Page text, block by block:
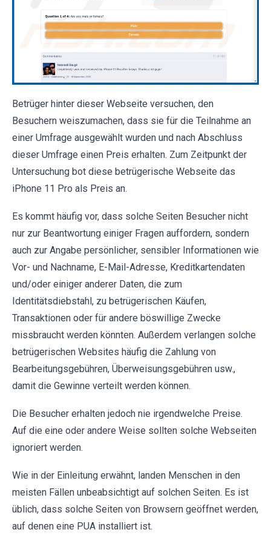
Betrüger hinter dieser Webseite versuchen, den
Besuchern weiszumachen, dass sie für die Teilnahme an
einer Umfrage ausgewählt wurden und nach Abschluss
dieser Umfrage einen Preis erhalten. Zum Zeitpunkt der
Untersuchung bot diese betrügerische Webseite das
iPhone 11 Pro als Preis an.
Es kommt häufig vor, dass solche Seiten Besucher nicht
nur zur Beantwortung einiger Fragen auffordern, sondern
auch zur Angabe persönlicher, sensibler Informationen wie
Vor- und Nachname, E-Mail-Adresse, Kreditkartendaten
und/oder einiger anderer Daten, die zum
Identitätsdiebstahl, zu betrügerischen Käufen,
Transaktionen oder für andere böswillige Zwecke
missbraucht werden könnten. Außerdem verlangen solche
betrügerischen Websites häufig die Zahlung von
Bearbeitungsgebühren, Überweisungsgebühren usw.,
damit die Gewinne verteilt werden können.
Die Besucher erhalten jedoch nie irgendwelche Preise.
Auf die eine oder andere Weise sollten solche Webseiten
ignoriert werden.
Wie in der Einleitung erwähnt, landen Menschen in den
meisten Fällen unbeabsichtigt auf solchen Seiten. Es ist
üblich, dass solche Seiten von Browsern geöffnet werden,
auf denen eine PUA installiert ist.